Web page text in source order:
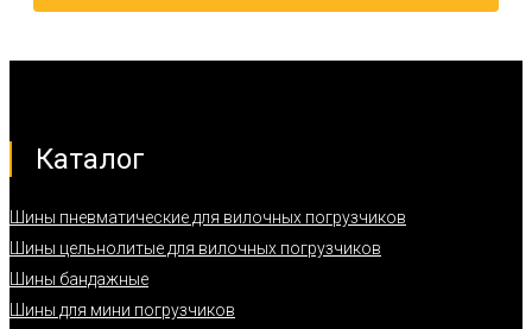
Каталог
Шины пневматические для вилочных погрузчиков
Шины цельнолитые для вилочных погрузчиков
Шины бандажные
Шины для мини погрузчиков